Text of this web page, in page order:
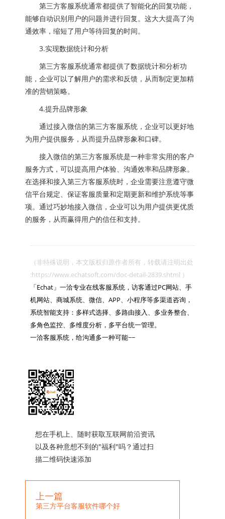
第三方客服系统通常都提供了智能化的回复功能，
能够自动识别用户的问题并进行回复。这大大提高了沟
通效率，缩短了用户等待回复的时间。
3.实现数据统计和分析
第三方客服系统通常都提供了数据统计和分析功
能，企业可以了解用户的需求和反馈，从而制定更加精
准的营销策略。
4.提升品牌形象
通过接入微信的第三方客服系统，企业可以更好地
为用户提供服务，从而提升品牌形象和口碑。
接入微信的第三方客服系统是一种非常实用的客户
服务方式，可以提高用户体验、沟通效率和品牌形象。
在选择和接入第三方客服系统时，企业需要注意遵守微
信平台规定、保证客服质量和定期更新和维护系统等事
项。通过巧妙地接入微信，企业可以为用户提供更优质
的服务，从而赢得用户的信任和支持。
（非特殊说明，本文版权归原作者所有，转载请注明出处
:https://www.echatsoft.com/doc-detail-2839.shtml ）
「Echat」一洽专业在线客服系统，访客通过PC网站、手
机网站、商城系统、微信、APP、小程序等多渠道咨询，
系统智能支持：多样式选择、多路由接入、多业务整合、
多角色监控、多维度分析，多平台统一管理。
一洽客服系统，给沟通多一种可能~~
想在手机上、随时获取互联网前沿资讯
以及各种意想不到的"福利"吗？通过扫
描二维码快速添加
上一篇
第三方平台客服软件哪个好